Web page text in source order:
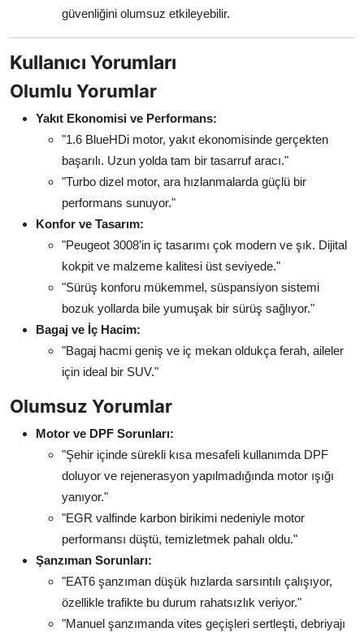
güvenliğini olumsuz etkileyebilir.
Kullanıcı Yorumları
Olumlu Yorumlar
Yakıt Ekonomisi ve Performans:
"1.6 BlueHDi motor, yakıt ekonomisinde gerçekten
başarılı. Uzun yolda tam bir tasarruf aracı."
"Turbo dizel motor, ara hızlanmalarda güçlü bir
performans sunuyor."
Konfor ve Tasarım:
"Peugeot 3008’in iç tasarımı çok modern ve şık. Dijital
kokpit ve malzeme kalitesi üst seviyede."
"Sürüş konforu mükemmel, süspansiyon sistemi
bozuk yollarda bile yumuşak bir sürüş sağlıyor."
Bagaj ve İç Hacim:
"Bagaj hacmi geniş ve iç mekan oldukça ferah, aileler
için ideal bir SUV."
Olumsuz Yorumlar
Motor ve DPF Sorunları:
"Şehir içinde sürekli kısa mesafeli kullanımda DPF
doluyor ve rejenerasyon yapılmadığında motor ışığı
yanıyor."
"EGR valfinde karbon birikimi nedeniyle motor
performansı düştü, temizletmek pahalı oldu."
Şanzıman Sorunları:
"EAT6 şanzıman düşük hızlarda sarsıntılı çalışıyor,
özellikle trafikte bu durum rahatsızlık veriyor."
"Manuel şanzımanda vites geçişleri sertleşti, debriyajı